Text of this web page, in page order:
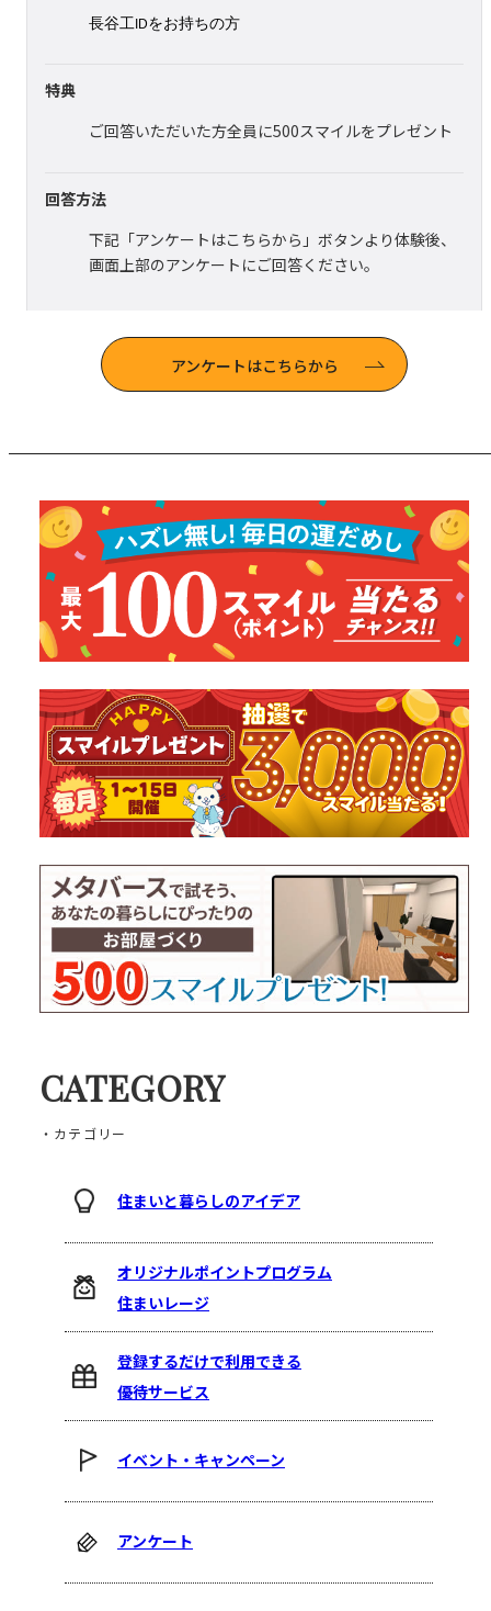
長谷工 IDをお持ちの方
特典
ご回答いただいた方全員に500スマイルをプレゼント
回答方法
下記「アンケートはこちらから」ボタンより体験後、
画面上部のアンケートにご回答ください。
アンケートはこちらから
CATEGORY
・カテゴリー
住まいと暮らしのアイデア
オリジナルポイントプログラム
住まいレージ
登録するだけで利用できる
優待サービス
イベント・キャンペーン
アンケート